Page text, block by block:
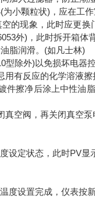
小颗粒状)，应在工
的现象，此时应更
外)，此时拆开箱
脂润滑。(如凡士林)
除外)以免损坏电器控
有反应的化学溶液擦
件擦净后涂上中性
空阀，再关闭真空泵
设定状态，此时PV显
度设置完成，仪表按